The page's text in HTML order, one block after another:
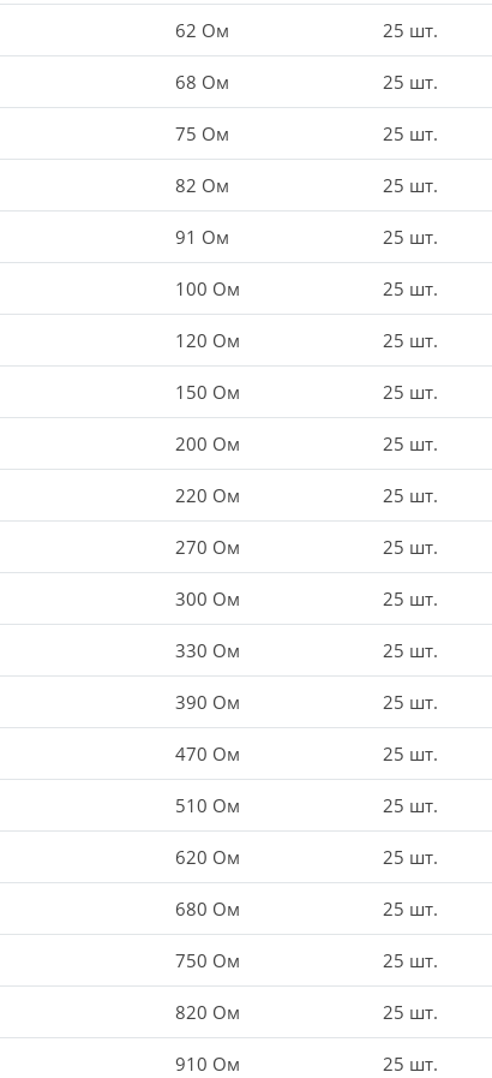
62 Ом 25 шт.
68 Ом 25 шт.
75 Ом 25 шт.
82 Ом 25 шт.
91 Ом 25 шт.
100 Ом 25 шт.
120 Ом 25 шт.
150 Ом 25 шт.
200 Ом 25 шт.
220 Ом 25 шт.
270 Ом 25 шт.
300 Ом 25 шт.
330 Ом 25 шт.
390 Ом 25 шт.
470 Ом 25 шт.
510 Ом 25 шт.
620 Ом 25 шт.
680 Ом 25 шт.
750 Ом 25 шт.
820 Ом 25 шт.
910 Ом 25 шт.